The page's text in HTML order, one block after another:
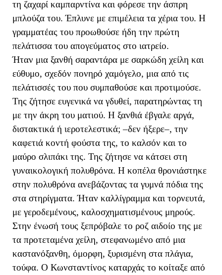
τη ζαχαρί καμπαρντίνα και φόρεσε την άσπρη
μπλούζα του. Έπλυνε με επιμέλεια τα χέρια του. Η
γραμματέας του προωθούσε ήδη την πρώτη
πελάτισσα του απογεύματος στο ιατρείο.
Ήταν μια ξανθή σαραντάρα με σαρκώδη χείλη και
εύθυμο, σχεδόν πονηρό χαμόγελο, μια από τις
πελάτισσές του που συμπαθούσε και προτιμούσε.
Της ζήτησε ευγενικά να γδυθεί, παρατηρώντας τη
με την άκρη του ματιού. Η ξανθιά έβγαλε αργά,
διστακτικά ή ιεροτελεστικά; –δεν ήξερε–, την
καφετιά κοντή φούστα της, το καλσόν και το
μαύρο σλιπάκι της. Της ζήτησε να κάτσει στη
γυναικολογική πολυθρόνα. Η κοπέλα θρονιάστηκε
στην πολυθρόνα ανεβάζοντας τα γυμνά πόδια της
στα στηρίγματα. Ήταν καλλίγραμμα και τορνευτά,
με γεροδεμένους, καλοσχηματισμένους μηρούς.
Στην ένωσή τους ξεπρόβαλε το ροζ αιδοίο της με
τα προτεταμένα χείλη, στεφανωμένο από μια
καστανόξανθη, όμορφη, ξυρισμένη στα πλάγια,
τούφα. Ο Κωνσταντίνος καταρχάς το κοίταξε από